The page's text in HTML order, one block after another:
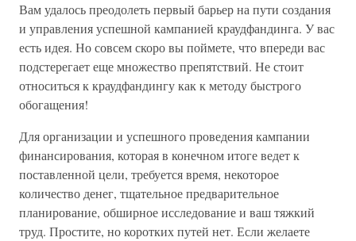
Вам удалось преодолеть первый барьер на пути создания
и управления успешной кампанией краудфандинга. У вас
есть идея. Но совсем скоро вы поймете, что впереди вас
подстерегает еще множество препятствий. Не стоит
относиться к краудфандингу как к методу быстрого
обогащения!
Для организации и успешного проведения кампании
финансирования, которая в конечном итоге ведет к
поставленной цели, требуется время, некоторое
количество денег, тщательное предварительное
планирование, обширное исследование и ваш тяжкий
труд. Простите, но коротких путей нет. Если желаете